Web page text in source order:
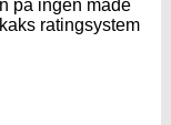
på ingen måde
ratingsystem